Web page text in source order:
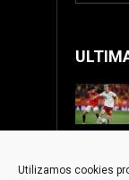
Utilizamos cookies